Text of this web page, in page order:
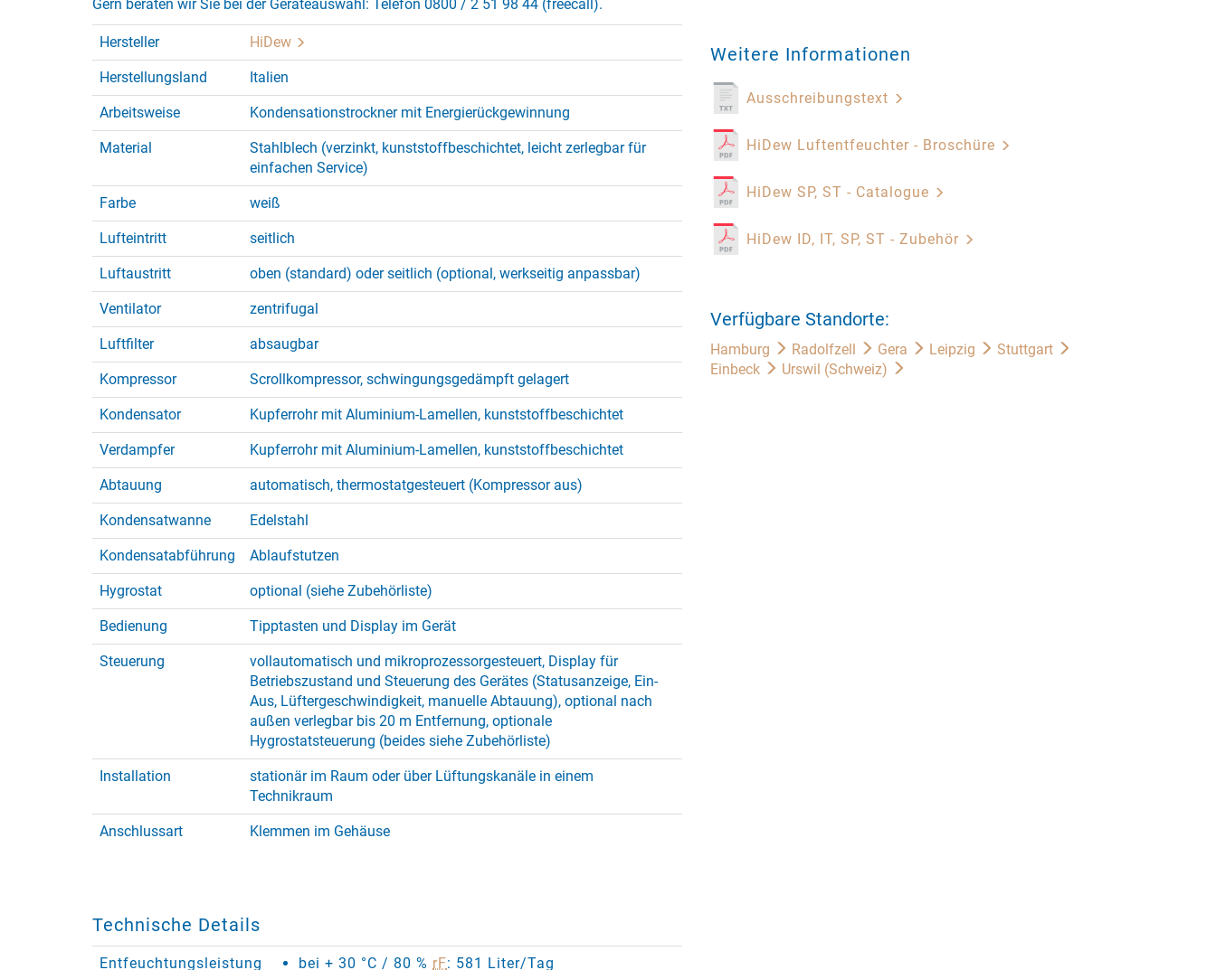
Gern beraten wir Sie bei der Geräteauswahl: Telefon 0800 / 2 51 98 44 (freecall).
Hersteller HiDew
Herstellungsland Italien
Arbeitsweise Kondensationstrockner mit Energierückgewinnung
Material
Stahlblech (verzinkt, kunststoffbeschichtet, leicht zerlegbar für
einfachen Service)
Farbe weiß
Lufteintritt seitlich
Luftaustritt oben (standard) oder seitlich (optional, werkseitig anpassbar)
Ventilator zentrifugal
Luftfilter absaugbar
Kompressor Scrollkompressor, schwingungsgedämpft gelagert
Kondensator Kupferrohr mit Aluminium-Lamellen, kunststoffbeschichtet
Verdampfer Kupferrohr mit Aluminium-Lamellen, kunststoffbeschichtet
Abtauung automatisch, thermostatgesteuert (Kompressor aus)
Kondensatwanne Edelstahl
Kondensatabführung Ablaufstutzen
Hygrostat optional (siehe Zubehörliste)
Bedienung Tipptasten und Display im Gerät
Steuerung
vollautomatisch und mikroprozessorgesteuert, Display für
Betriebszustand und Steuerung des Gerätes (Statusanzeige, Ein-
Aus, Lüftergeschwindigkeit, manuelle Abtauung), optional nach
außen verlegbar bis 20 m Entfernung, optionale
Hygrostatsteuerung (beides siehe Zubehörliste)
Installation
stationär im Raum oder über Lüftungskanäle in einem
Technikraum
Anschlussart Klemmen im Gehäuse
Technische Details
Entfeuchtungsleistung bei + 30 °C / 80 % rF: 581 Liter/Tag
Weitere Informationen
Ausschreibungstext
HiDew Luftentfeuchter - Broschüre
HiDew SP, ST - Catalogue
HiDew ID, IT, SP, ST - Zubehör
Verfügbare Standorte:
Hamburg Radolfzell Gera Leipzig
Stuttgart
Einbeck
Urswil (Schweiz)